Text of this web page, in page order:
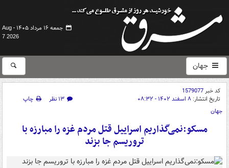
جمعه ۱۶ مرداد ۱۴۰۵ -
Aug
7 2026
جهان
کد خبر1579077
تاریخ انتشار: ۸ اسفند ۱۴۰۲ - ۰۸:۳۲ ۱۳ نظر
چاپ
جهان
مسکو:نمی‌گذاریم اسراییل قتل مردم غزه را مبارزه با
تروریسم جا بزند